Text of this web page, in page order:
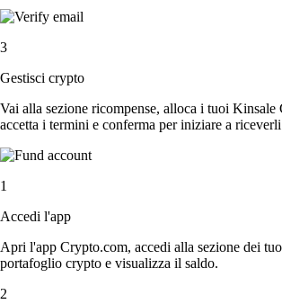
3
Gestisci crypto
Vai alla sezione ricompense, alloca i tuoi
accetta i termini e conferma per iniziare a
1
Accedi l'app
Apri l'app Crypto.com, accedi alla sezione dei
portafoglio crypto e visualizza il saldo.
2